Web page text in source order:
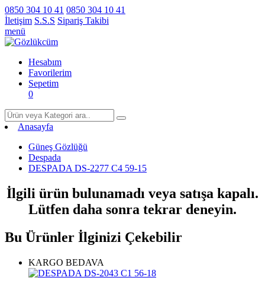
0850 304 10 41 0850 304 10 41
İletişim S.S.S Sipariş Takibi
menü
Hesabım
Favorilerim
Sepetim
0
Anasayfa
Güneş Gözlüğü
Despada
DESPADA DS-2277 C4 59-15
İlgili ürün bulunamadı veya satışa kapalı.
Lütfen daha sonra tekrar deneyin.
Bu Ürünler İlginizi Çekebilir
KARGO BEDAVA